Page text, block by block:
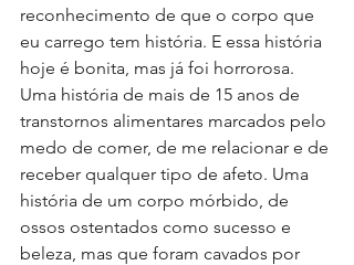
reconhecimento de que o corpo que
eu carrego tem história. E essa história
hoje é bonita, mas já foi horrorosa.
Uma história de mais de 15 anos de
transtornos alimentares marcados pelo
medo de comer, de me relacionar e de
receber qualquer tipo de afeto. Uma
história de um corpo mórbido, de
ossos ostentados como sucesso e
beleza, mas que foram cavados por